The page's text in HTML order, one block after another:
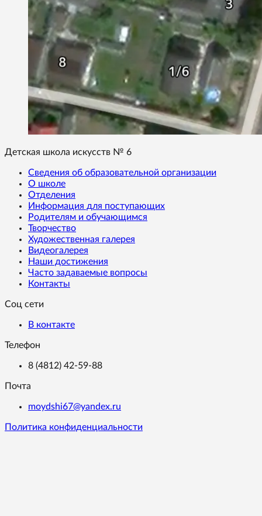
Детская школа искусств № 6
Сведения об образовательной организации
О школе
Отделения
Информация для поступающих
Родителям и обучающимся
Творчество
Художественная галерея
Видеогалерея
Наши достижения
Часто задаваемые вопросы
Контакты
Соц сети
В контакте
Телефон
8 (4812) 42-59-88
Почта
moydshi67@yandex.ru
Политика конфиденциальности